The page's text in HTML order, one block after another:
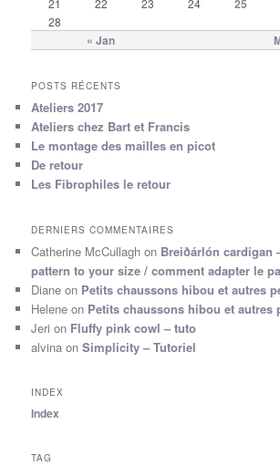
« Jan
25
28
POSTS RÉCENTS
Ateliers 2017
Ateliers chez Bart et Francis
Le montage des mailles en picot
De retour
Les Fibrophiles le retour
DERNIERS COMMENTAIRES
Catherine McCullagh on Breiðárlón cardigan
pattern to your size / comment adapter le
Diane on Petits chaussons hibou et autres
Helene on Petits chaussons hibou et autres
Jeri on Fluffy pink cowl – tuto
alvina onSimplicity – Tutoriel
INDEX
Index
TAG